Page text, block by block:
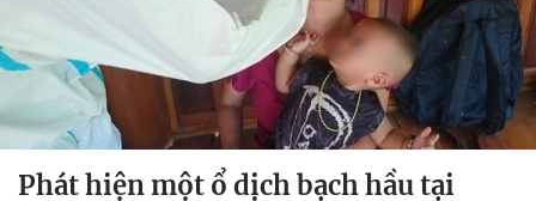
Phát hiện một ổ dịch bạch hầu tại